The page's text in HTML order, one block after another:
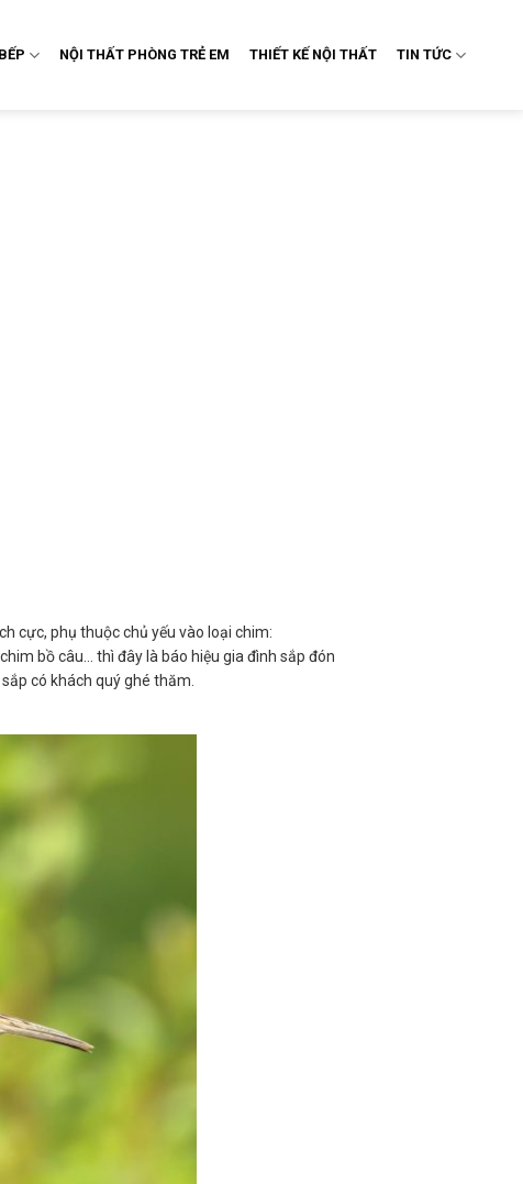
NỘI THẤT PHÒNG TRẺ EM THIẾT KẾ NỘI THẤT TIN TỨC
cực, phụ thuộc chủ yếu vào loại chim:
bồ câu… thì đây là báo hiệu gia đình sắp đón
có khách quý ghé thăm.